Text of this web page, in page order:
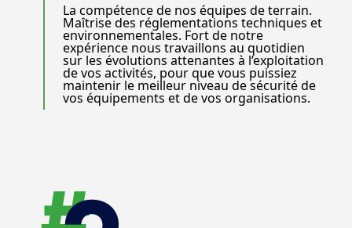
La compétence de nos équipes de terrain.
Maîtrise des réglementations techniques et
environnementales. Fort de notre
expérience nous travaillons au quotidien
sur les évolutions attenantes à l’exploitation
de vos activités, pour que vous puissiez
maintenir le meilleur niveau de sécurité de
vos équipements et de vos organisations.